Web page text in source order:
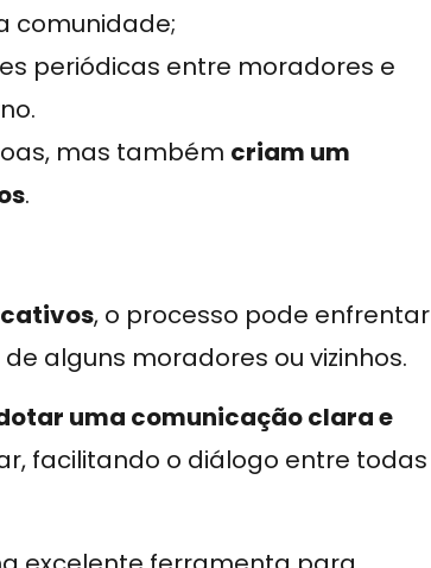
comunidade;
periódicas entre moradores e
mas também criam um
.
, o processo pode enfrentar
alguns moradores ou vizinhos.
uma comunicação clara e
facilitando o diálogo entre todas